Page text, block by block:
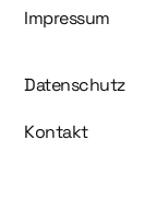
Impressum
Datenschutz
Kontakt